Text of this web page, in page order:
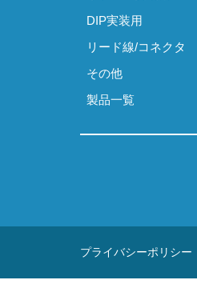
DIP実装用
リード線/コネクタ
その他
製品一覧
プライバシーポリシー